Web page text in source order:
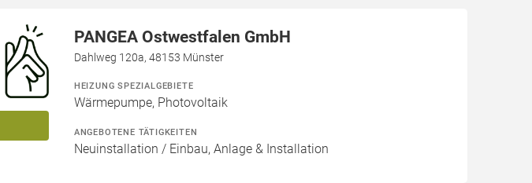
PANGEA Ostwestfalen GmbH
Dahlweg 120a, 48153 Münster
HEIZUNG SPEZIALGEBIETE
Wärmepumpe, Photovoltaik
ANGEBOTENE TÄTIGKEITEN
Neuinstallation / Einbau, Anlage & Installation